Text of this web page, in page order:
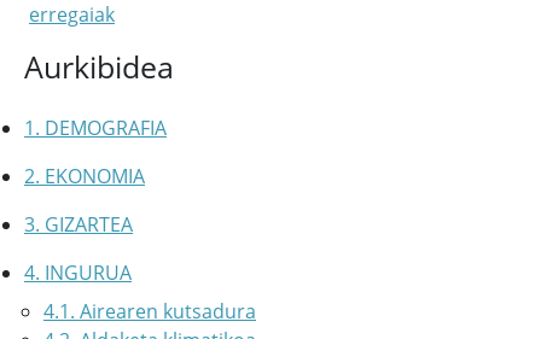
Aurkibidea
1. DEMOGRAFIA
2. EKONOMIA
3. GIZARTEA
4. INGURUA
4.1. Airearen kutsadura
erregaiak